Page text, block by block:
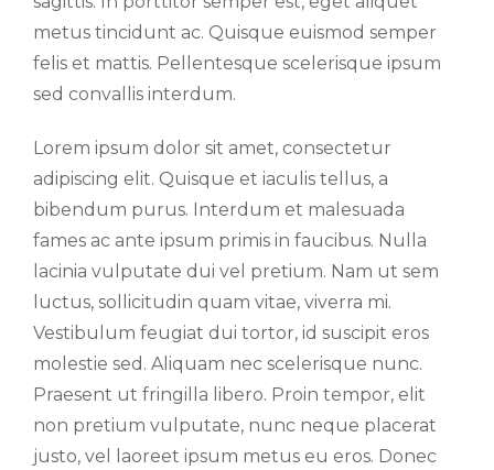
metus tincidunt ac. Quisque euismod semper
felis et mattis. Pellentesque scelerisque ipsum
sed convallis interdum.
Lorem ipsum dolor sit amet, consectetur
adipiscing elit. Quisque et iaculis tellus, a
bibendum purus. Interdum et malesuada
fames ac ante ipsum primis in faucibus. Nulla
lacinia vulputate dui vel pretium. Nam ut sem
luctus, sollicitudin quam vitae, viverra mi.
Vestibulum feugiat dui tortor, id suscipit eros
molestie sed. Aliquam nec scelerisque nunc.
Praesent ut fringilla libero. Proin tempor, elit
non pretium vulputate, nunc neque placerat
justo, vel laoreet ipsum metus eu eros. Donec